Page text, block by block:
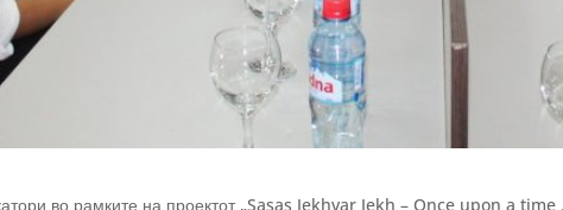
во рамките на проектот „Sasas Jekhvar Jekh – Once upon a